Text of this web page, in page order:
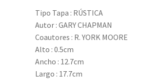
Tipo Tapa : RÚSTICA
Autor : GARY CHAPMAN
Coautores : R. YORK MOORE
Alto : 0.5cm
Ancho : 12.7cm
Largo : 17.7cm